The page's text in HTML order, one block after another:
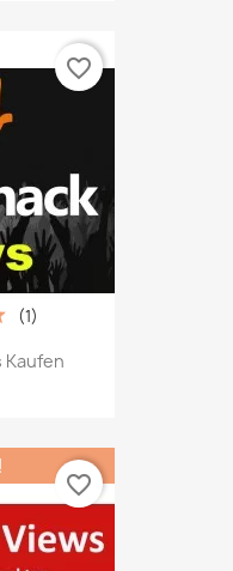
Kaufen
(1)
favorite_border
favorite_border